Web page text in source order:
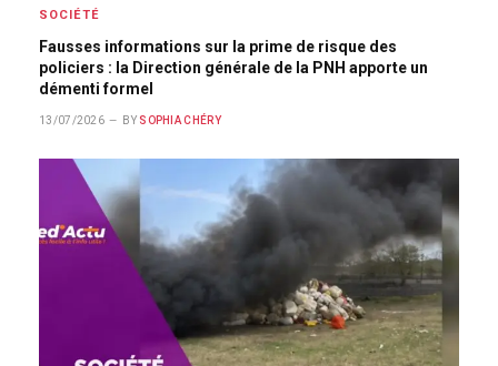
SOCIÉTÉ
Fausses informations sur la prime de risque des
policiers : la Direction générale de la PNH apporte un
démenti formel
13/07/2026 BY SOPHIA CHÉRY